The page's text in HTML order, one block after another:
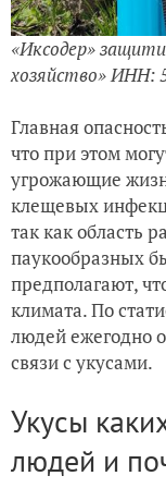
«Иксодер»
хозяйство» ИНН:
Главная
что при этом
угрожающие
клещевых
так как область
паукообразных
предполагают,
климата. По
людей ежегодно
связи с укусами.
Укусы
людей и